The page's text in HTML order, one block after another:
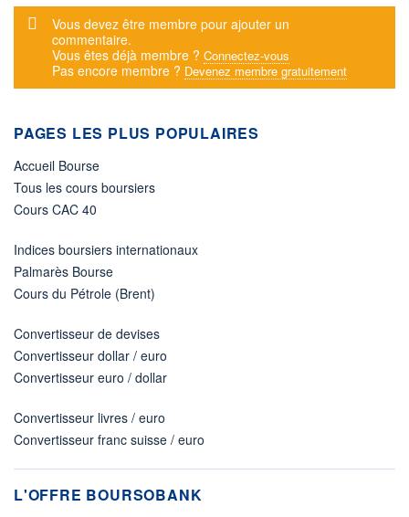
Message d'alerte
Vous devez être membre pour ajouter un
commentaire.
Vous êtes déjà membre ? Connectez-vous
Pas encore membre ? Devenez membre gratuitement
PAGES LES PLUS POPULAIRES
Accueil Bourse
Tous les cours boursiers
Cours CAC 40
Indices boursiers internationaux
Palmarès Bourse
Cours du Pétrole (Brent)
Convertisseur de devises
Convertisseur dollar / euro
Convertisseur euro / dollar
Convertisseur livres / euro
Convertisseur franc suisse / euro
L'OFFRE BOURSOBANK